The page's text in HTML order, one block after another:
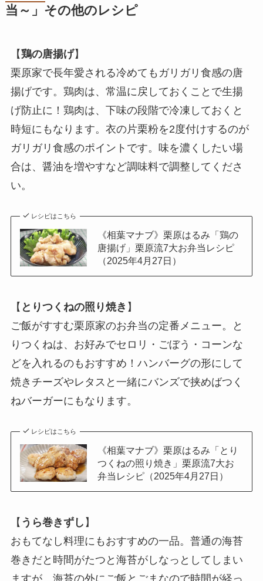
当～」その他のレシピ
【鶏の唐揚げ】
栗原家で長年愛される冷めてもガリガリ食感の唐
揚げです。鶏肉は、常温に戻しておくことで生揚
げ防止に！鶏肉は、下味の段階で冷凍しておくと
時短にもなります。衣の片栗粉を2度付けするのが
ガリガリ食感のポイントです。味を濃くしたい場
合は、醤油を増やすなど調味料で調整してくださ
い。
レシピはこちら
《相葉マナブ》栗原はるみ「鶏の
唐揚げ」栗原流7大お弁当レシピ
（2025年4月27日）
【 とりつくねの照り焼き 】
ご飯がすすむ栗原家のお弁当の定番メニュー。と
りつくねは、お好みでセロリ・ごぼう・コーンな
どを入れるのもおすすめ！ハンバーグの形にして
焼きチーズやレタスと一緒にバンズで挟めばつく
ねバーガーにもなります。
レシピはこちら
《相葉マナブ》栗原はるみ「とり
つくねの照り焼き」栗原流7大お
弁当レシピ（2025年4月27日）
【 うら巻きずし 】
おもてなし料理にもおすすめの一品。普通の海苔
巻きだと時間がたつと海苔がしなっとしてしまい
ますが、海苔の外にご飯とごまなので時間が経っ